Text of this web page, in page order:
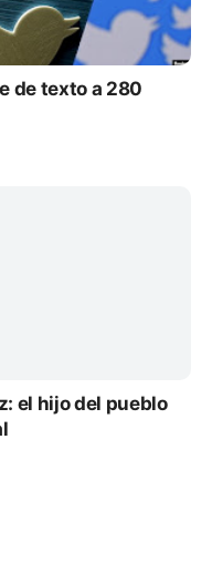
de texto a 280
el hijo del pueblo